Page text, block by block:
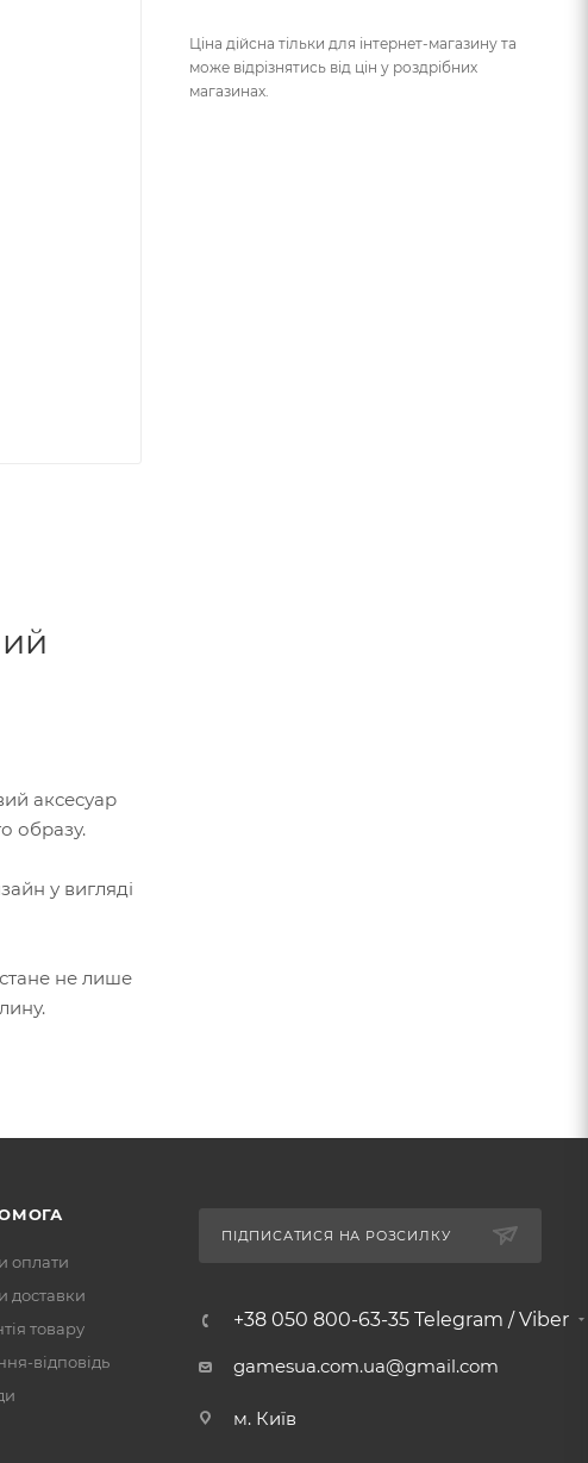
аксесуар
образу.
у вигляді
не лише
Ціна дійсна тільки для інтернет-магазину та
може відрізнятись від цін у роздрібних
магазинах.
оплати
доставки
товару
відповідь
ПІДПИСАТИСЯ НА РОЗСИЛКУ
+38 050 800-63-35 Telegram / Viber
gamesua.com.ua@gmail.com
м. Київ